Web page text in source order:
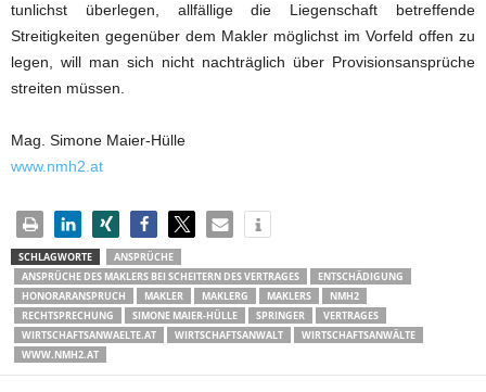
tunlichst überlegen, allfällige die Liegenschaft betreffende
Streitigkeiten gegenüber dem Makler möglichst im Vorfeld offen zu
legen, will man sich nicht nachträglich über Provisionsansprüche
streiten müssen.
Mag. Simone Maier-Hülle
www.nmh2.at
SCHLAGWORTE
ANSPRÜCHE
ANSPRÜCHE DES MAKLERS BEI SCHEITERN DES VERTRAGES
ENTSCHÄDIGUNG
HONORARANSPRUCH
MAKLER MAKLERG MAKLERS
NMH2
RECHTSPRECHUNG
SIMONE MAIER-HÜLLE SPRINGER
VERTRAGES
WIRTSCHAFTSANWAELTE.AT
WIRTSCHAFTSANWALT
WIRTSCHAFTSANWÄLTE
WWW.NMH2.AT